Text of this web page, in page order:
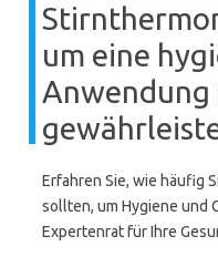
um eine
Anwendung
Erfahren Sie, wie häufig
sollten, um Hygiene und
Expertenrat für Ihre